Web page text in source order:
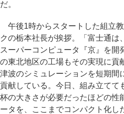
だ。
午後1時からスタートした組立
クの栃本社長が挨拶。「富士通は
スーパーコンピュータ『京』を開
の東北地区の工場もその実現に貢
津波のシミュレーションを短期間
貢献している。今日、組み立てて
杯の大きさが必要だったほどの性
ータを、ここまでコンパクト化し